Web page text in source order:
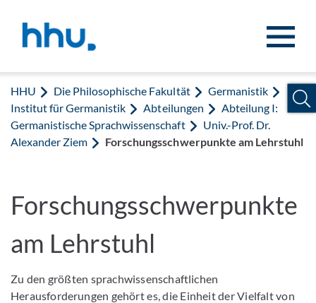
HHU Die Philosophische Fakultät
Germanistik
Institut für Germanistik
Abteilungen
Abteilung I:
Germanistische Sprachwissenschaft
Univ.-Prof. Dr.
Alexander Ziem
Forschungsschwerpunkte am Lehrstuhl
Forschungsschwerpunkte
am Lehrstuhl
Zu den größten sprachwissenschaftlichen
Herausforderungen gehört es, die Einheit der Vielfalt von